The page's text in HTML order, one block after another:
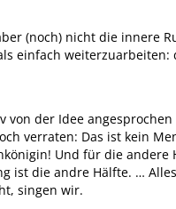
(noch) nicht die innere
einfach
der Idee
verraten: Das ist kein
Und für die
ist die andre Hälfte. …
singen wir.